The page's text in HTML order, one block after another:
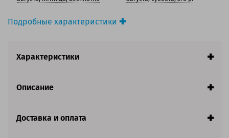
Подробные характеристики
Вид товара:Фотобарабан
заполнении страницы.
Характеристики
Описание
Доставка и оплата